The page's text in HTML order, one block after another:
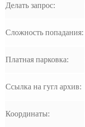
Делать запрос:
Сложность попадания:
Платная парковка:
Ссылка на гугл архив:
Координаты: